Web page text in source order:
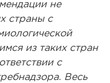
не
страны с
из таких стран
с
Весь